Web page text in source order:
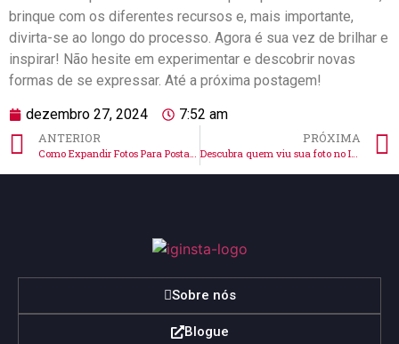
⁢brinque com​ os diferentes ‌recursos e, mais ‍importante,
divirta-se ao longo ⁢do processo. Agora é sua vez de brilhar e
inspirar!⁣ Não hesite em experimentar ​e descobrir novas
formas‌ de se ​expressar. Até‍ a próxima postagem!
dezembro 27, 2024 7:52 am
ANTERIOR PRÓXIMA
Descubra quem viu sua foto no Instagram de forma simples!
Sobre nós
Blogue